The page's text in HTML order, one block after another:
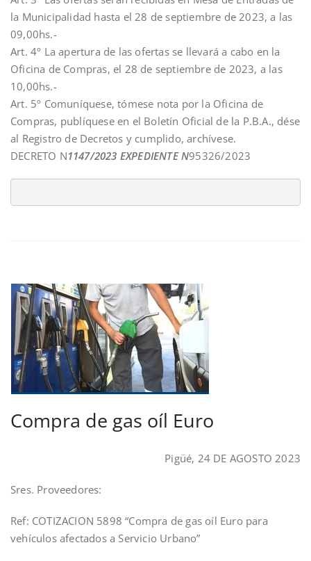
la Municipalidad hasta el 28 de septiembre de 2023, a las
09,00hs.-
Art. 4º La apertura de las ofertas se llevará a cabo en la
Oficina de Compras, el 28 de septiembre de 2023, a las
10,00hs.-
Art. 5º Comuníquese, tómese nota por la Oficina de
Compras, publíquese en el Boletín Oficial de la P.B.A., dése
al Registro de Decretos y cumplido, archívese.
DECRETO N1147/2023 EXPEDIENTE N95326/2023
Compra de gas oíl Euro
Pigüé, 24 DE AGOSTO 2023
Sres. Proveedores:
Ref: COTIZACION 5898 “Compra de gas oíl Euro para
vehículos afectados a Servicio Urbano”